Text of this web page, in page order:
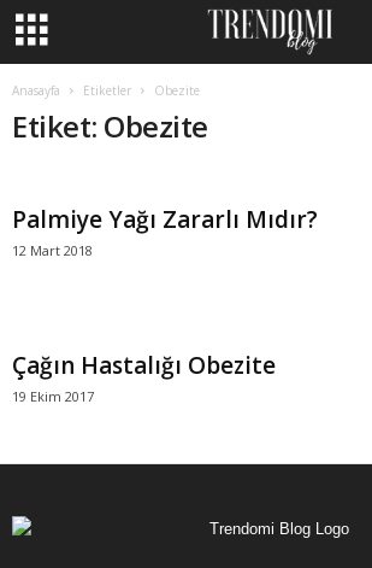
Anasayfa Etiketler Obezite
Etiket: Obezite
Palmiye Yağı Zararlı Mıdır?
12 Mart 2018
Çağın Hastalığı Obezite
19 Ekim 2017